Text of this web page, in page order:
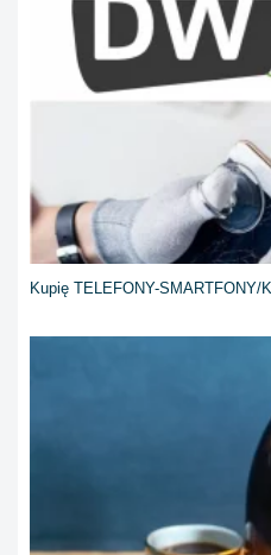
Kupię TELEFONY-SMARTFONY/